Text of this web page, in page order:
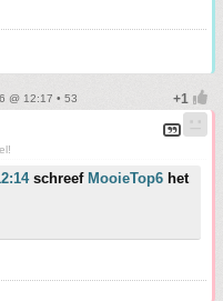
@ 12:17 • 53
schreef MooieTop6 het